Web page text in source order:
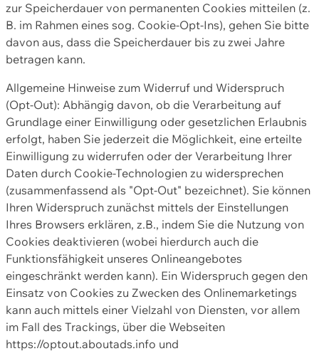
zur Speicherdauer von permanenten Cookies mitteilen (z.
B. im Rahmen eines sog. Cookie-Opt-Ins), gehen Sie bitte
davon aus, dass die Speicherdauer bis zu zwei Jahre
betragen kann.
Allgemeine Hinweise zum Widerruf und Widerspruch
(Opt-Out): Abhängig davon, ob die Verarbeitung auf
Grundlage einer Einwilligung oder gesetzlichen Erlaubnis
erfolgt, haben Sie jederzeit die Möglichkeit, eine erteilte
Einwilligung zu widerrufen oder der Verarbeitung Ihrer
Daten durch Cookie-Technologien zu widersprechen
(zusammenfassend als "Opt-Out" bezeichnet). Sie können
Ihren Widerspruch zunächst mittels der Einstellungen
Ihres Browsers erklären, z.B., indem Sie die Nutzung von
Cookies deaktivieren (wobei hierdurch auch die
Funktionsfähigkeit unseres Onlineangebotes
eingeschränkt werden kann). Ein Widerspruch gegen den
Einsatz von Cookies zu Zwecken des Onlinemarketings
kann auch mittels einer Vielzahl von Diensten, vor allem
im Fall des Trackings, über die Webseiten
https://optout.aboutads.info und